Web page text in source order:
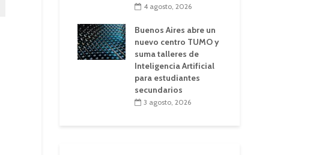
4 agosto, 2026
Buenos Aires abre un
nuevo centro TUMO y
suma talleres de
Inteligencia Artificial
para estudiantes
secundarios
3 agosto, 2026